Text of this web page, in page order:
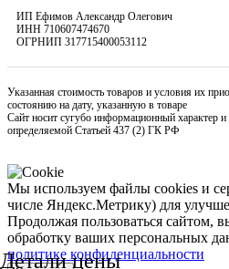
Детали цены
ИП Ефимов Александр Олегович
ИНН 710607474670
ОГРНИП 317715400053112
Указанная стоимость товаров и условия их
состоянию на дату, указанную в товаре
Сайт носит сугубо информационный характер
определяемой Статьей 437 (2) ГК РФ
Мы используем файлы cookies и
числе Яндекс.Метрику) для
Продолжая пользоваться сайтом,
обработку ваших персональных
политике конфиденциальности